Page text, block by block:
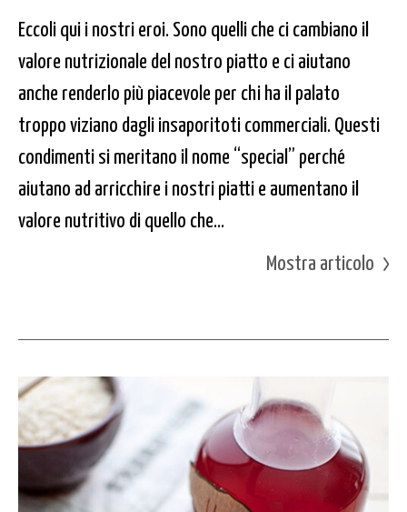
Eccoli qui i nostri eroi. Sono quelli che ci cambiano il
valore nutrizionale del nostro piatto e ci aiutano
anche renderlo più piacevole per chi ha il palato
troppo viziano dagli insaporitoti commerciali. Questi
condimenti si meritano il nome “special” perché
aiutano ad arricchire i nostri piatti e aumentano il
valore nutritivo di quello che...
Mostra articolo